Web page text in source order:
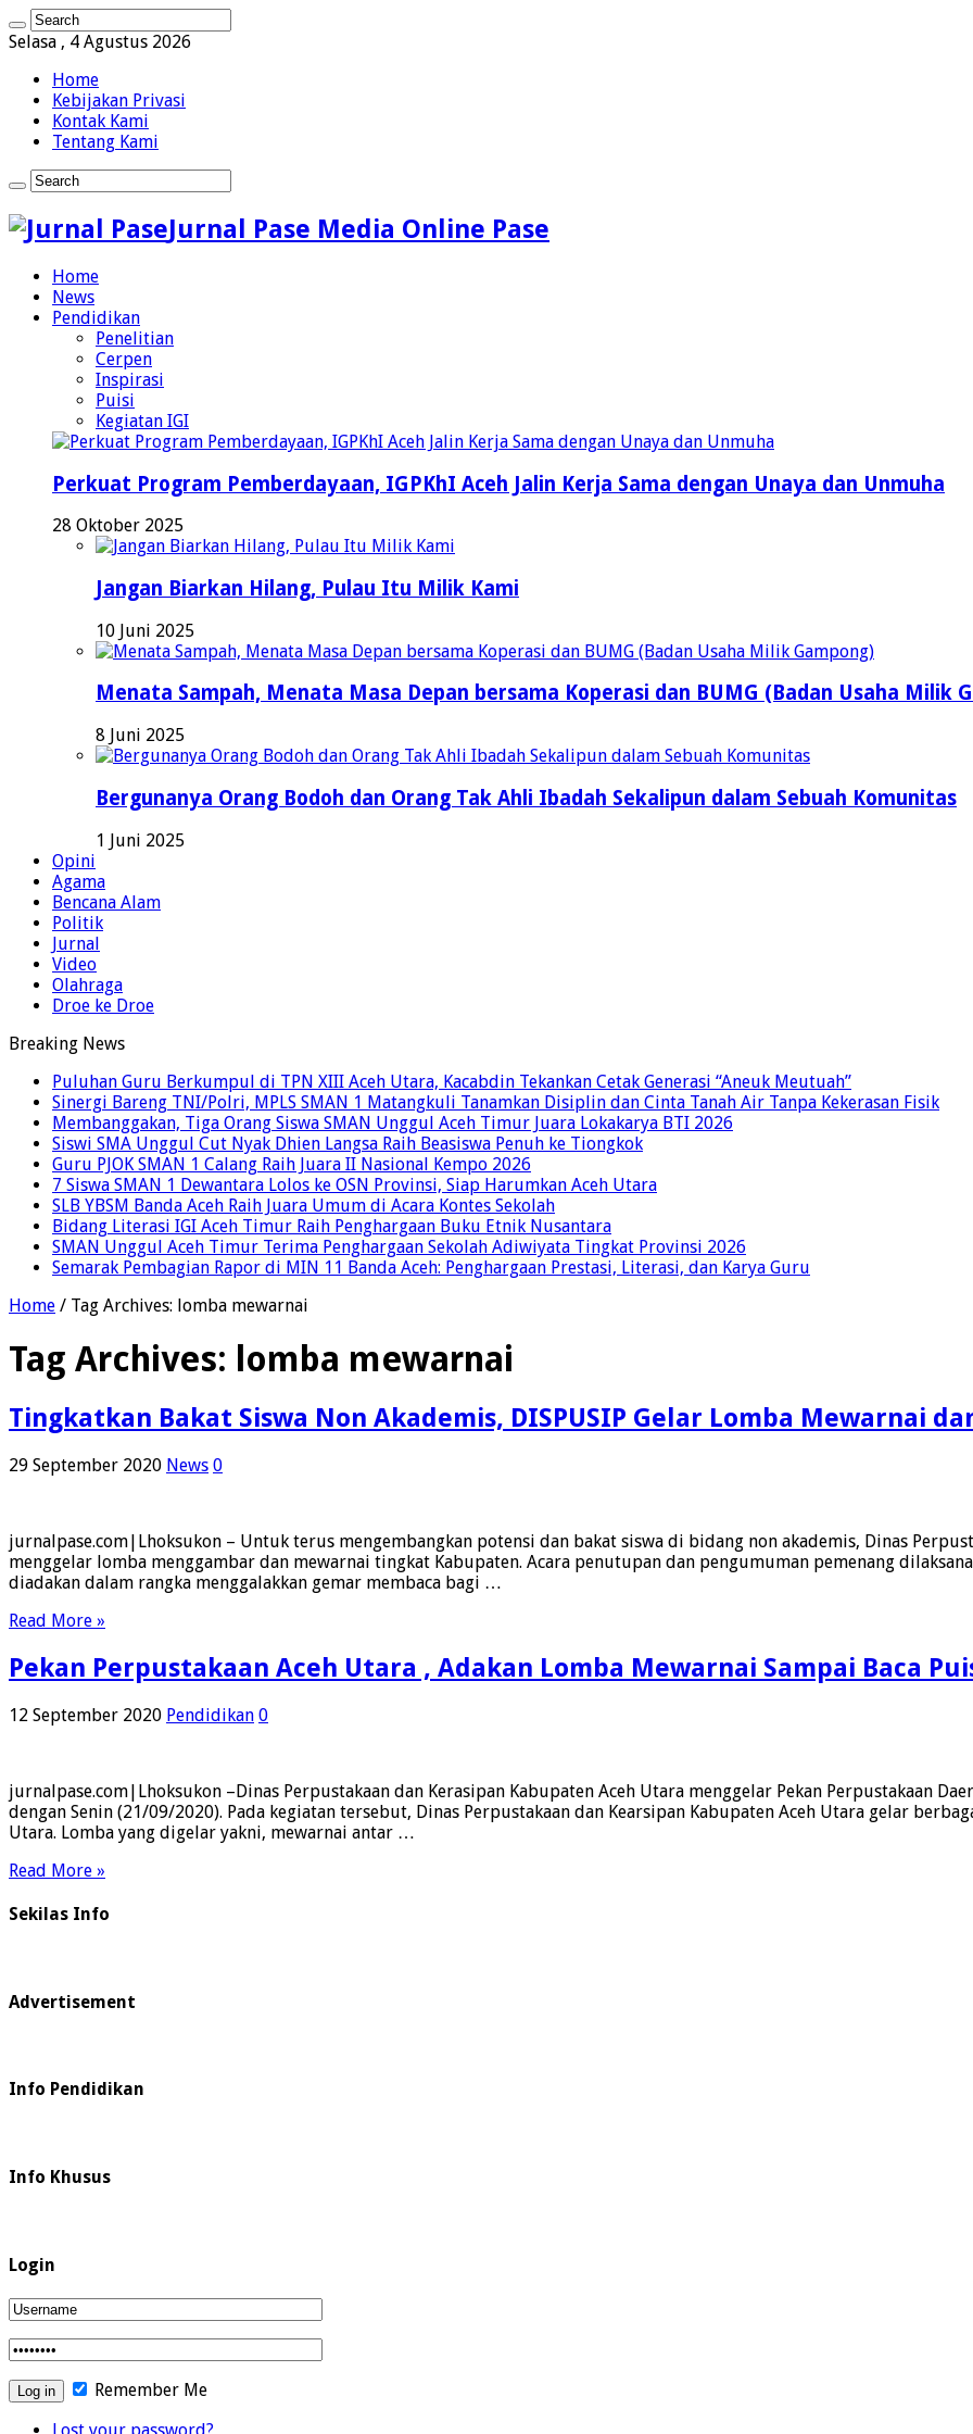
Selasa , 4 Agustus 2026
Home
Kebijakan Privasi
Kontak Kami
Tentang Kami
Jurnal Pase Media Online Pase
Home
News
Pendidikan
Penelitian
Cerpen
Inspirasi
Puisi
Kegiatan IGI
Perkuat Program Pemberdayaan, IGPKhI Aceh Jalin Kerja Sama dengan Unaya dan Unmuha
28 Oktober 2025
Jangan Biarkan Hilang, Pulau Itu Milik Kami
10 Juni 2025
Menata Sampah, Menata Masa Depan bersama Koperasi dan BUMG (Badan Usaha Milik
8 Juni 2025
Bergunanya Orang Bodoh dan Orang Tak Ahli Ibadah Sekalipun dalam Sebuah Komunitas
1 Juni 2025
Opini
Agama
Bencana Alam
Politik
Jurnal
Video
Olahraga
Droe ke Droe
Breaking News
Puluhan Guru Berkumpul di TPN XIII Aceh Utara, Kacabdin Tekankan Cetak Generasi “Aneuk Meutuah”
Sinergi Bareng TNI/Polri, MPLS SMAN 1 Matangkuli Tanamkan Disiplin dan Cinta Tanah Air Tanpa Kekerasan Fisik
Membanggakan, Tiga Orang Siswa SMAN Unggul Aceh Timur Juara Lokakarya BTI 2026
Siswi SMA Unggul Cut Nyak Dhien Langsa Raih Beasiswa Penuh ke Tiongkok
Guru PJOK SMAN 1 Calang Raih Juara II Nasional Kempo 2026
7 Siswa SMAN 1 Dewantara Lolos ke OSN Provinsi, Siap Harumkan Aceh Utara
SLB YBSM Banda Aceh Raih Juara Umum di Acara Kontes Sekolah
Bidang Literasi IGI Aceh Timur Raih Penghargaan Buku Etnik Nusantara
SMAN Unggul Aceh Timur Terima Penghargaan Sekolah Adiwiyata Tingkat Provinsi 2026
Semarak Pembagian Rapor di MIN 11 Banda Aceh: Penghargaan Prestasi, Literasi, dan Karya Guru
Home / Tag Archives: lomba mewarnai
Tag Archives: lomba mewarnai
Tingkatkan Bakat Siswa Non Akademis, DISPUSIP Gelar Lomba Mewarnai
29 September 2020 News 0
jurnalpase.com|Lhoksukon – Untuk terus mengembangkan potensi dan bakat siswa di bidang non akademis, Dinas
menggelar lomba menggambar dan mewarnai tingkat Kabupaten. Acara penutupan dan pengumuman pemenang
diadakan dalam rangka menggalakkan gemar membaca bagi …
Read More »
Pekan Perpustakaan Aceh Utara , Adakan Lomba Mewarnai Sampai Baca
12 September 2020 Pendidikan 0
jurnalpase.com|Lhoksukon –Dinas Perpustakaan dan Kerasipan Kabupaten Aceh Utara menggelar Pekan Perpustakaan
dengan Senin (21/09/2020). Pada kegiatan tersebut, Dinas Perpustakaan dan Kearsipan Kabupaten Aceh Utara gelar
Utara. Lomba yang digelar yakni, mewarnai antar …
Read More »
Sekilas Info
Advertisement
Info Pendidikan
Info Khusus
Login
Remember Me